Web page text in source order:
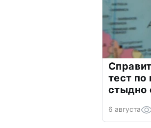
тест по
стыдно
6 августа